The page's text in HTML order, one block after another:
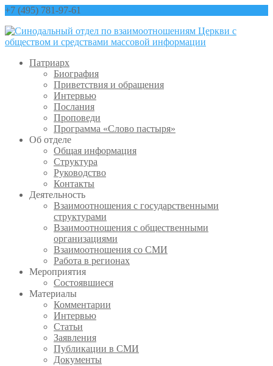
+7 (495) 781-97-61
Патриарх
Биография
Приветствия и обращения
Интервью
Послания
Проповеди
Программа «Слово пастыря»
Об отделе
Общая информация
Структура
Руководство
Контакты
Деятельность
Взаимоотношения с государственными
структурами
Взаимоотношения с общественными
организациями
Взаимоотношения со СМИ
Работа в регионах
Мероприятия
Состоявшиеся
Материалы
Комментарии
Интервью
Статьи
Заявления
Публикации в СМИ
Документы